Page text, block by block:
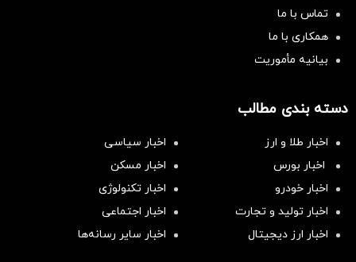
تماس با ما
همکاری با ما
بیانیه مأموریت
دسته بندی مطالب
اخبار طلا و ارز
اخبار سیاسی
اخبار بورس
اخبار مسکن
اخبار خودرو
اخبار تکنولوژی
اخبار تولید و تجارت
اخبار اجتماعی
اخبار ارز دیجیتال
اخبار سایر رسانه‌‌ها